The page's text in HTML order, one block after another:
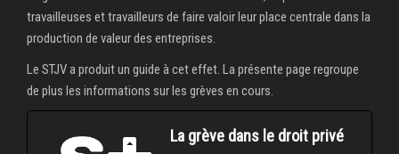
travailleuses et travailleurs de faire valoir leur place centrale dans la
production de valeur des entreprises.
Le STJV a produit un guide à cet effet. La présente page regroupe
de plus les informations sur les grèves en cours.
La grève dans le droit privé